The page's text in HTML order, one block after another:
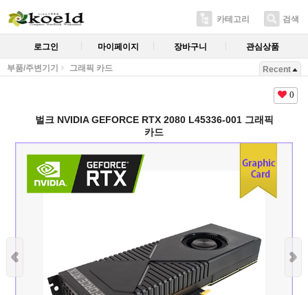
카테고리 검색
로그인 마이페이지 장바구니 관심상품
부품/주변기기 그래픽 카드 Recent
0
벌크 NVIDIA GEFORCE RTX 2080 L45336-001 그래픽
카드